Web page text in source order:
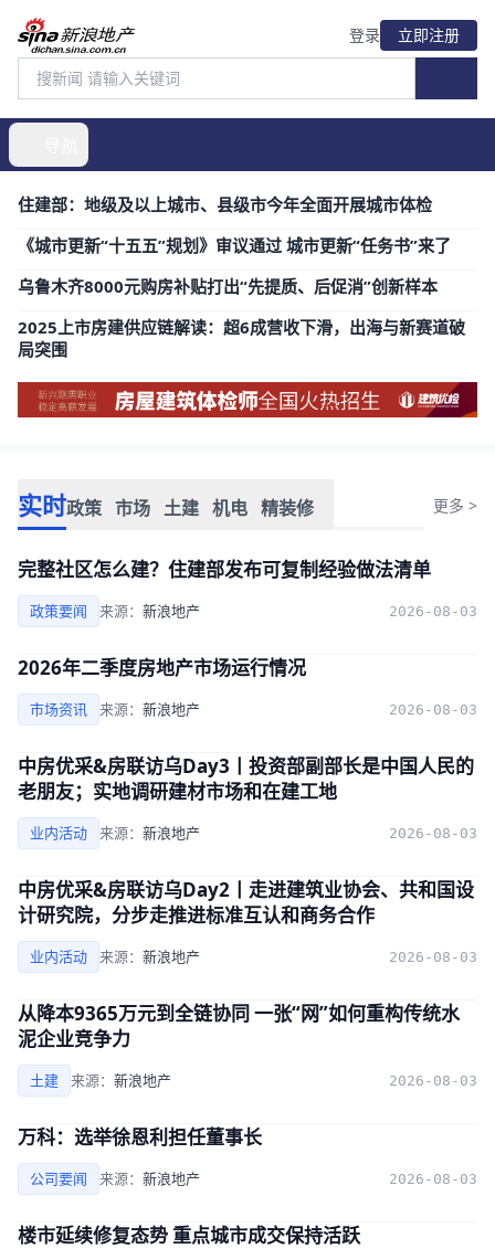
登录 立即注册
房
筑
体
检
全
火
生
住建部：地级及以上城市、县级市今年全面开展城市体检
《城市更新“十五五”规划》审议通过 城市更新“任务书”来了
乌鲁木齐8000元购房补贴打出“先提质、后促消”创新样本
2025上市房建供应链解读：超6成营收下滑，出海与新赛道破
局突围
实时政策 市场 土建 机电 精装修 更多 >
完整社区怎么建？住建部发布可复制经验做法清单
政策要闻 来源： 新浪地产 2026-08-03
2026年二季度房地产市场运行情况
市场资讯 来源： 新浪地产 2026-08-03
中房优采&房联访乌Day3丨投资部副部长是中国人民的
老朋友；实地调研建材市场和在建工地
业内活动 来源： 新浪地产 2026-08-03
中房优采&房联访乌Day2丨走进建筑业协会、共和国设
计研究院，分步走推进标准互认和商务合作
业内活动 来源： 新浪地产 2026-08-03
从降本9365万元到全链协同 一张“网”如何重构传统水
泥企业竞争力
土建 来源： 新浪地产 2026-08-03
万科：选举徐恩利担任董事长
公司要闻 来源： 新浪地产 2026-08-03
楼市延续修复态势 重点城市成交保持活跃